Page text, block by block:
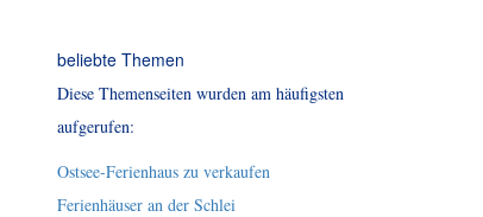
beliebte Themen
Diese Themenseiten wurden am häufigsten
aufgerufen:
Ostsee-Ferienhaus zu verkaufen
Ferienhäuser an der Schlei